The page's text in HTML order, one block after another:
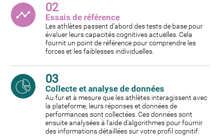
02
Essais de référence
Les athlètes passent d’abord des tests de base pour
évaluer leurs capacités cognitives actuelles. Cela
fournit un point de référence pour comprendre les
forces et les faiblesses individuelles.
03
Collecte et analyse de données
Au fur et à mesure que les athlètes interagissent avec
la plateforme, leurs réponses et données de
performances sont collectées. Ces données sont
ensuite analysées à l’aide d’algorithmes pour fournir
des informations détaillées sur votre profil cognitif.